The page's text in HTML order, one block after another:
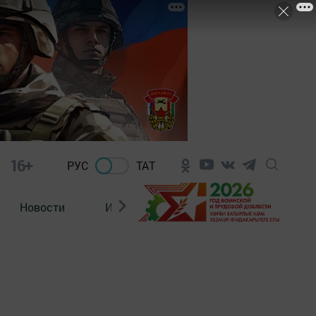
16+ РУС ТАТ
Новости Из зала суда